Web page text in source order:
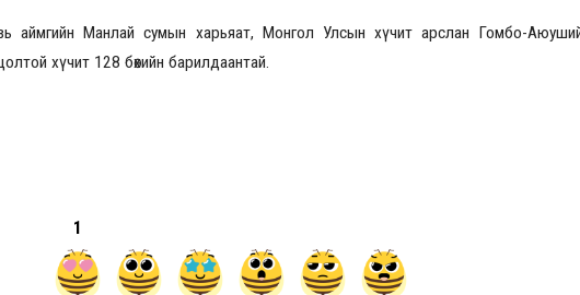
аймгийн Манлай сумын харьяат, Монгол Улсын хүчит арслан Гомбо-
хүчит 128 бөхийн барилдаантай.
1